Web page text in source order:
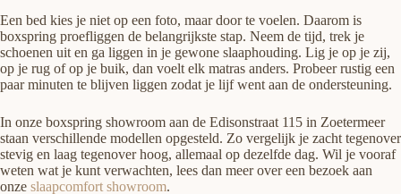
Een bed kies je niet op een foto, maar door te voelen. Daarom is
boxspring proefliggen de belangrijkste stap. Neem de tijd, trek je
schoenen uit en ga liggen in je gewone slaaphouding. Lig je op je zij,
op je rug of op je buik, dan voelt elk matras anders. Probeer rustig een
paar minuten te blijven liggen zodat je lijf went aan de ondersteuning.
In onze boxspring showroom aan de Edisonstraat 115 in Zoetermeer
staan verschillende modellen opgesteld. Zo vergelijk je zacht tegenover
stevig en laag tegenover hoog, allemaal op dezelfde dag. Wil je vooraf
weten wat je kunt verwachten, lees dan meer over een bezoek aan
onze slaapcomfort showroom.